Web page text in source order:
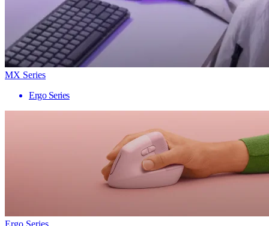
MX Series
Ergo Series
Ergo Series